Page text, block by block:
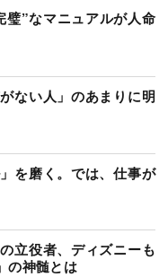
璧”なマニュアルが人命
ない人」のあまりに明
を磨く。では、仕事が
立役者、ディズニーも
の神髄とは